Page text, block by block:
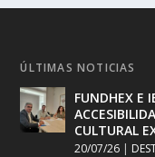
ÚLTIMAS NOTICIAS
FUNDHEX E
CULTURAL
20/07/26 |